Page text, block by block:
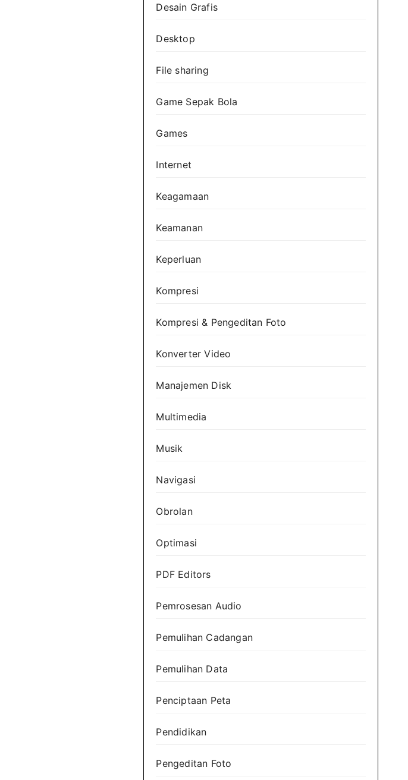
Desain Grafis
Desktop
File sharing
Game Sepak Bola
Games
Internet
Keagamaan
Keamanan
Keperluan
Kompresi
Kompresi & Pengeditan Foto
Konverter Video
Manajemen Disk
Multimedia
Musik
Navigasi
Obrolan
Optimasi
PDF Editors
Pemrosesan Audio
Pemulihan Cadangan
Pemulihan Data
Penciptaan Peta
Pendidikan
Pengeditan Foto